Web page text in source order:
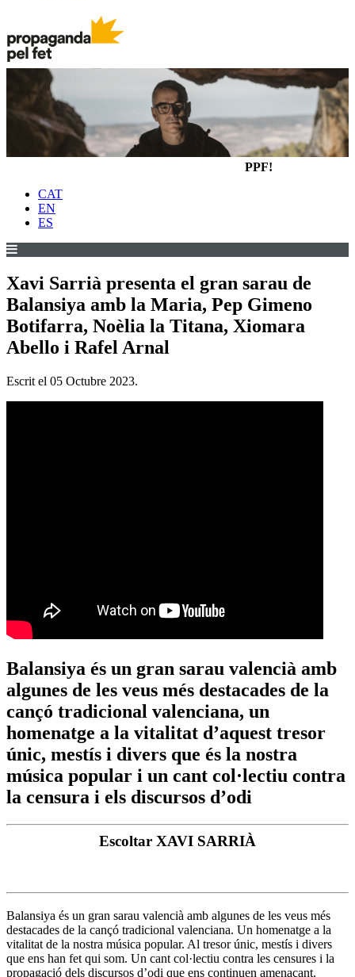
PPF!
CAT
EN
ES
Xavi Sarrià presenta el gran sarau de
Balansiya amb la Maria, Pep Gimeno
Botifarra, Noèlia la Titana, Xiomara
Abello i Rafel Arnal
Escrit el 05 Octubre 2023.
Balansiya és un gran sarau valencià amb
algunes de les veus més destacades de la
cançó tradicional valenciana, un
homenatge a la vitalitat d’aquest tresor
únic, mestís i divers que és la nostra
música popular i un cant col·lectiu contra
la censura i els discursos d’odi
Escoltar XAVI SARRIÀ
Balansiya és un gran sarau valencià amb algunes de les veus més
destacades de la cançó tradicional valenciana. Un homenatge a la
vitalitat de la nostra música popular. Al tresor únic, mestís i divers
que ens han fet qui som. Un cant col·lectiu contra les censures i la
propagació dels discursos d’odi que ens continuen amenaçant.